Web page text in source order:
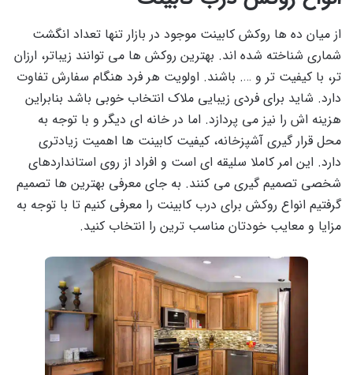
از میان ده ها روکش کابینت موجود در بازار تنها تعداد انگشت
شماری شناخته شده اند. بهترین روکش ها می توانند زیباتر، ارزان
تر، با کیفیت تر و …. باشند. اولویت هر فرد هنگام سفارش تفاوت
دارد. شاید برای فردی زیبایی ملاک انتخاب خوبی باشد بنابراین
هزینه اش را نیز می پردازد. اما در خانه ای دیگر و با توجه به
محل قرار گیری آشپزخانه، کیفیت کابینت ها اهمیت زیادتری
دارد. این امر کاملا سلیقه ای است و افراد از روی استانداردهای
شخصی تصمیم گیری می کنند. به جای معرفی بهترین ها تصمیم
گرفتیم انواع روکش برای درب کابینت را معرفی کنیم تا با توجه به
مزایا و معایب خودتان مناسب ترین را انتخاب کنید.